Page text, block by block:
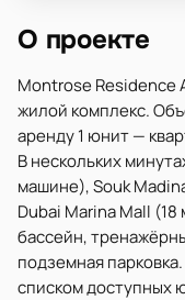
О проекте
Montrose Residence
жилой комплекс.
аренду 1 юнит —
В нескольких
машине), Souk
Dubai Marina Mall
бассейн,
подземная
списком доступных